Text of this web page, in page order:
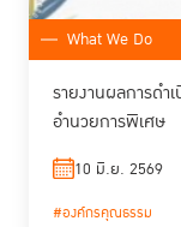
What We Do
รายงานผลการด
อำนวยการพิเศษ
10 มิ.ย. 2569
#องค์กรคุณธรรม